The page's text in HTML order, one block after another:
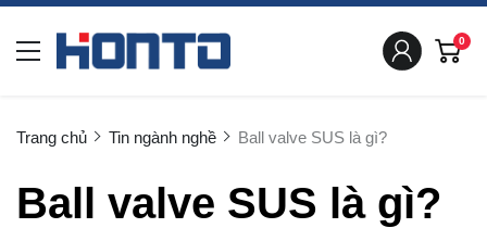
0
Trang chủ Tin ngành nghề Ball valve SUS là gì?
Ball valve SUS là gì?